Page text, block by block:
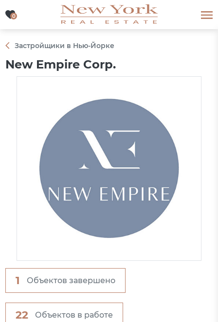
0
0
Застройщики в Нью-Йорке
New Empire Corp.
1 Объектов завершено
22 Объектов в работе